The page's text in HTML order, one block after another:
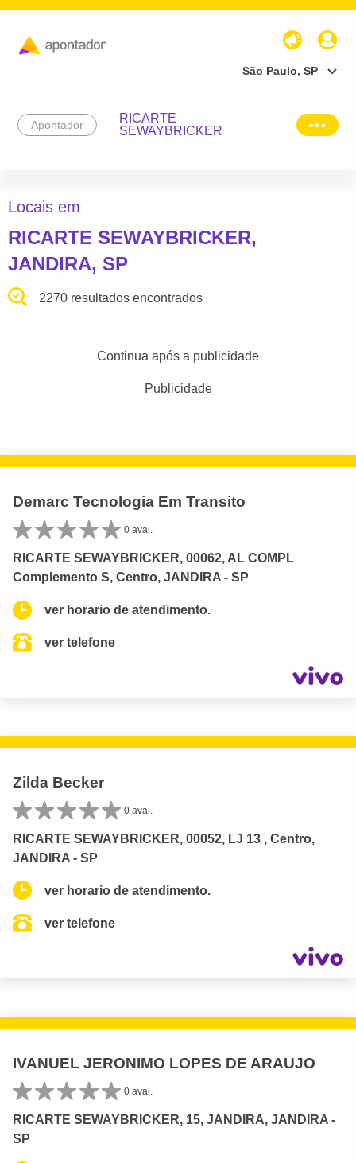
São Paulo, SP
Apontador
RICARTE
SEWAYBRICKER
Locais em
RICARTE SEWAYBRICKER,
JANDIRA, SP
2270 resultados encontrados
Continua após a publicidade
Publicidade
Demarc Tecnologia Em Transito
0 aval.
RICARTE SEWAYBRICKER, 00062, AL COMPL
Complemento S, Centro, JANDIRA - SP
ver horario de atendimento.
ver telefone
Zilda Becker
0 aval.
RICARTE SEWAYBRICKER, 00052, LJ 13 , Centro,
JANDIRA - SP
ver horario de atendimento.
ver telefone
IVANUEL JERONIMO LOPES DE ARAUJO
0 aval.
RICARTE SEWAYBRICKER, 15, JANDIRA, JANDIRA -
SP